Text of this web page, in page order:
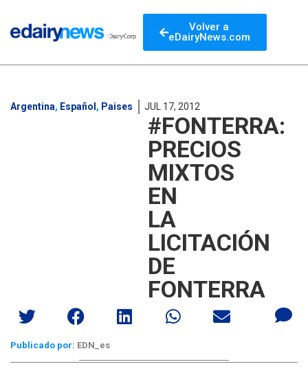
Volver a
eDairyNews.com
Argentina, Español , Paises JUL 17, 2012
#FONTERRA:
PRECIOS
MIXTOS
EN
LA
LICITACIÓN
DE
FONTERRA
Publicado por: EDN_es